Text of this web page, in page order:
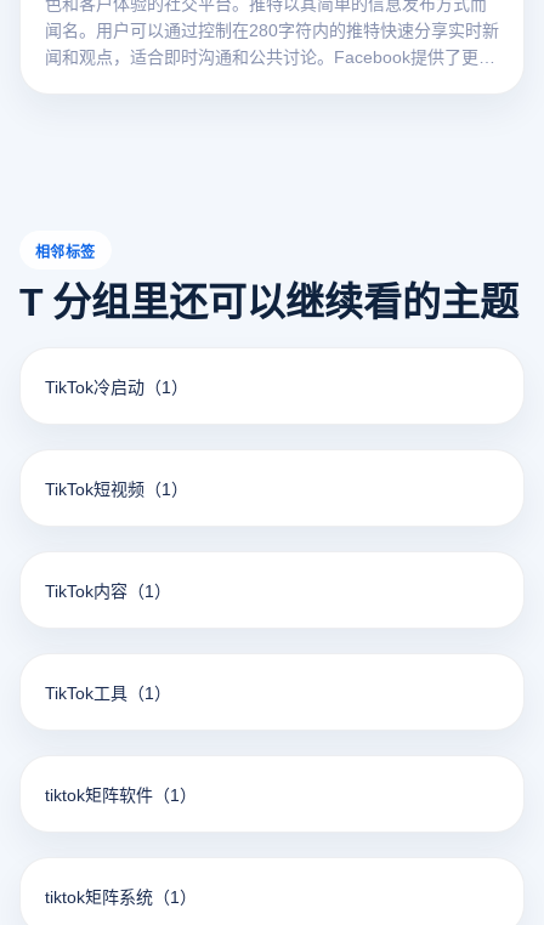
闻名。用户可以通过控制在280字符内的推特快速分享实时新
闻和观点，适合即时沟通和公共讨论。Facebook提供了更丰
相邻标签
T 分组里还可以继续看的主题
TikTok冷启动 （1）
TikTok短视频 （1）
TikTok内容 （1）
TikTok工具 （1）
tiktok矩阵软件 （1）
tiktok矩阵系统 （1）